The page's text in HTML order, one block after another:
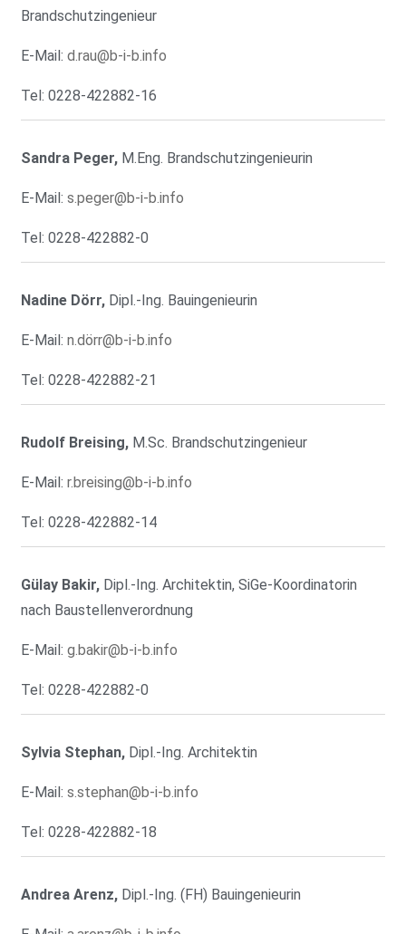
Brandschutzingenieur
E-Mail: d.rau@b-i-b.info
Tel: 0228-422882-16
Sandra Peger, M.Eng. Brandschutzingenieurin
E-Mail: s.peger@b-i-b.info
Tel: 0228-422882-0
Nadine Dörr, Dipl.-Ing. Bauingenieurin
E-Mail: n.dörr@b-i-b.info
Tel: 0228-422882-21
Rudolf Breising, M.Sc. Brandschutzingenieur
E-Mail: r.breising@b-i-b.info
Tel: 0228-422882-14
Gülay Bakir, Dipl.-Ing. Architektin, SiGe-Koordinatorin
nach Baustellenverordnung
E-Mail: g.bakir@b-i-b.info
Tel: 0228-422882-0
Sylvia Stephan, Dipl.-Ing. Architektin
E-Mail: s.stephan@b-i-b.info
Tel: 0228-422882-18
Andrea Arenz, Dipl.-Ing. (FH) Bauingenieurin